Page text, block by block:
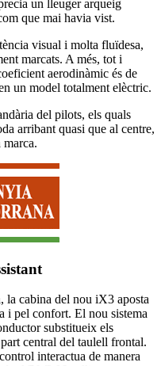
un lleuger arqueig
que mai havia vist.
visual i molta fluïdesa,
marcats. A més, tot i
aerodinàmic és de
un model totalment elèctric.
del pilots, els quals
arribant quasi que al centre,
la cabina del nou iX3 aposta
i pel confort. El nou sistema
substitueix els
central del taulell frontal.
interactua de manera